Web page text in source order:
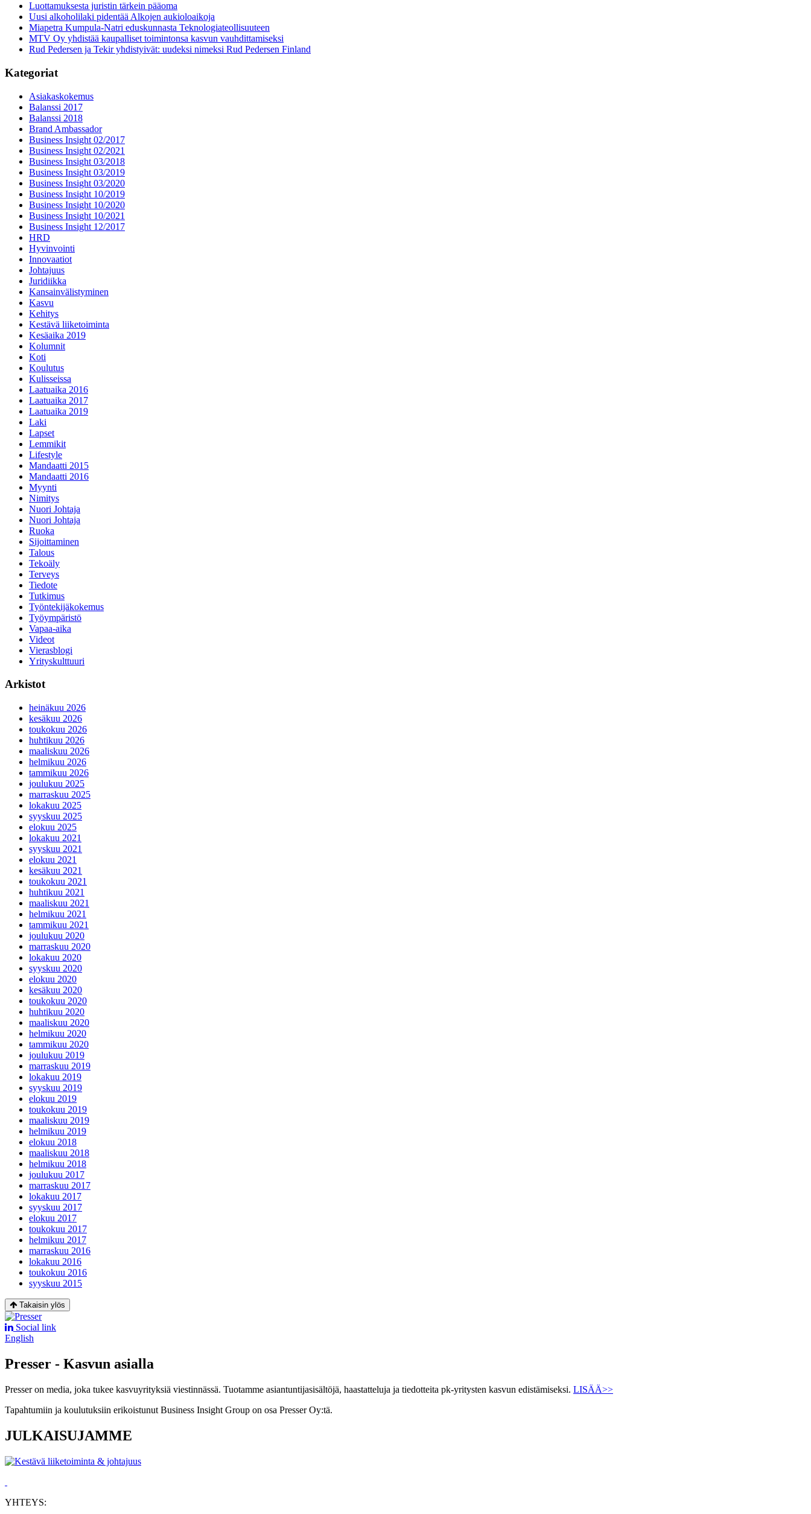
Luottamuksesta juristin tärkein pääoma
Uusi alkoholilaki pidentää Alkojen aukioloaikoja
Miapetra Kumpula-Natri eduskunnasta Teknologiateollisuuteen
MTV Oy yhdistää kaupalliset toimintonsa kasvun vauhdittamiseksi
Rud Pedersen ja Tekir yhdistyivät: uudeksi nimeksi Rud Pedersen Finland
Kategoriat
Asiakaskokemus
Balanssi 2017
Balanssi 2018
Brand Ambassador
Business Insight 02/2017
Business Insight 02/2021
Business Insight 03/2018
Business Insight 03/2019
Business Insight 03/2020
Business Insight 10/2019
Business Insight 10/2020
Business Insight 10/2021
Business Insight 12/2017
HRD
Hyvinvointi
Innovaatiot
Johtajuus
Juridiikka
Kansainvälistyminen
Kasvu
Kehitys
Kestävä liiketoiminta
Kesäaika 2019
Kolumnit
Koti
Koulutus
Kulisseissa
Laatuaika 2016
Laatuaika 2017
Laatuaika 2019
Laki
Lapset
Lemmikit
Lifestyle
Mandaatti 2015
Mandaatti 2016
Myynti
Nimitys
Nuori Johtaja
Nuori Johtaja
Ruoka
Sijoittaminen
Talous
Tekoäly
Terveys
Tiedote
Tutkimus
Työntekijäkokemus
Työympäristö
Vapaa-aika
Videot
Vierasblogi
Yrityskulttuuri
Arkistot
heinäkuu 2026
kesäkuu 2026
toukokuu 2026
huhtikuu 2026
maaliskuu 2026
helmikuu 2026
tammikuu 2026
joulukuu 2025
marraskuu 2025
lokakuu 2025
syyskuu 2025
elokuu 2025
lokakuu 2021
syyskuu 2021
elokuu 2021
kesäkuu 2021
toukokuu 2021
huhtikuu 2021
maaliskuu 2021
helmikuu 2021
tammikuu 2021
joulukuu 2020
marraskuu 2020
lokakuu 2020
syyskuu 2020
elokuu 2020
kesäkuu 2020
toukokuu 2020
huhtikuu 2020
maaliskuu 2020
helmikuu 2020
tammikuu 2020
joulukuu 2019
marraskuu 2019
lokakuu 2019
syyskuu 2019
elokuu 2019
toukokuu 2019
maaliskuu 2019
helmikuu 2019
elokuu 2018
maaliskuu 2018
helmikuu 2018
joulukuu 2017
marraskuu 2017
lokakuu 2017
syyskuu 2017
elokuu 2017
toukokuu 2017
helmikuu 2017
marraskuu 2016
lokakuu 2016
toukokuu 2016
syyskuu 2015
Takaisin ylös
Social link
English
Presser - Kasvun asialla
Presser on media, joka tukee kasvuyrityksiä viestinnässä. Tuotamme asiantuntijasisältöjä, haastatteluja ja tiedotteita pk-yritysten kasvun edistämiseksi. LISÄÄ>>
Tapahtumiin ja koulutuksiin erikoistunut Business Insight Group on osa Presser Oy:tä.
JULKAISUJAMME
YHTEYS: